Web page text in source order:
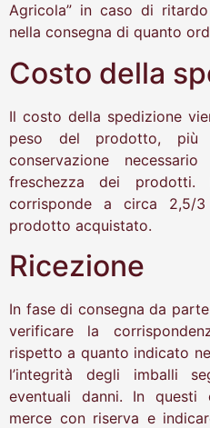
Agricola” in caso di ritardo
nella consegna di quanto
Costo della
Il costo della spedizione
peso del prodotto,
conservazione
freschezza dei
corrisponde a circa
prodotto acquistato.
Ricezione
In fase di consegna da
verificare la
rispetto a quanto indicato
l’integrità degli imballi
eventuali danni. In
merce con riserva e